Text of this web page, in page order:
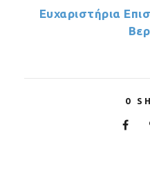
Ευχαριστήρια
0